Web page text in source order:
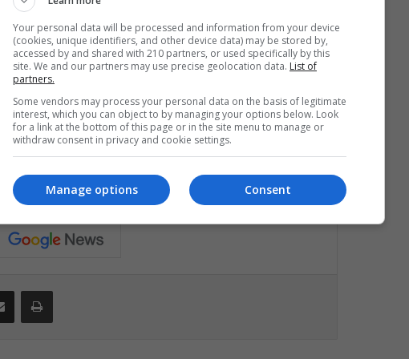
décadas en Brasil se compara con el
datos recogidos en el documental‘A Guerra
en el país cada 10 minutos una
o criminales. Entre 2001 y 2015, más
cifra equivalente a la población de
y Atenas.
Your personal data will be processed and information from your device
(cookies, unique identifiers, and other device data) may be stored by,
accessed by and shared with 210 partners, or used specifically by this
site. We and our partners may use precise geolocation data. List of
partners.
Some vendors may process your personal data on the basis of legitimate
interest, which you can object to by managing your options below. Look
for a link at the bottom of this page or in the site menu to manage or
withdraw consent in privacy and cookie settings.
Consent
Manage options